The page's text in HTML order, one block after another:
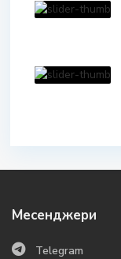
Месенджери
Telegram